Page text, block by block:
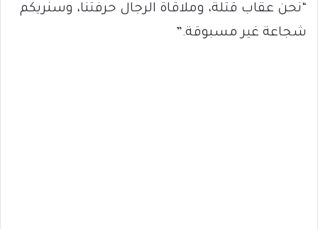
“نحن عقاب قتلة، وملاقاة الرجال حرفتنا، وسنريكم
شجاعة غير مسبوقة.”